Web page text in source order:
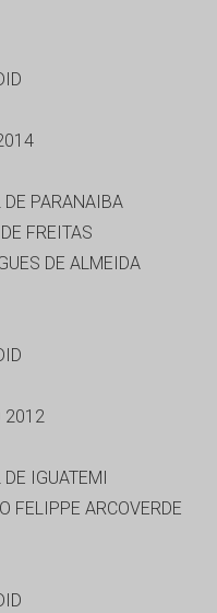
DE PARANAIBA
FREITAS
DE ALMEIDA
2012
IGUATEMI
FELIPPE ARCOVERDE